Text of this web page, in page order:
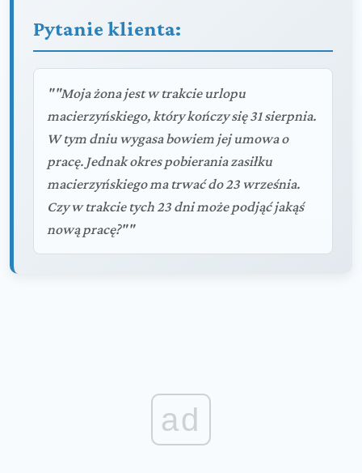
Pytanie klienta:
""Moja żona jest w trakcie urlopu
macierzyńskiego, który kończy się 31 sierpnia.
W tym dniu wygasa bowiem jej umowa o
pracę. Jednak okres pobierania zasiłku
macierzyńskiego ma trwać do 23 września.
Czy w trakcie tych 23 dni może podjąć jakąś
nową pracę?""
ad